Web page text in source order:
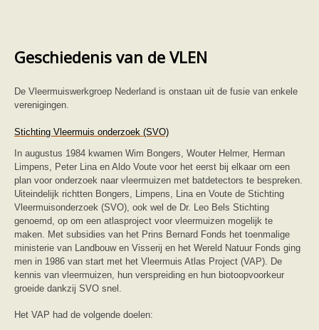
Weetjes
Boeken en tijdschriften
geluiden van vleermuizen
Nieuwsberichten
Informatiefolders
Nederland
Buitenland
Meer dan vleermuizen
Handleidingen
Vlendag presentaties
Vlennieuwsbrief
Overige publicaties
zoonose info (rabies, corona, etc)
rapporten
Handleiding
Overig
Forum
Geschiedenis van de VLEN
De Vleermuiswerkgroep Nederland is onstaan uit de fusie van enkele
verenigingen.
Stichting Vleermuis onderzoek (SVO)
In augustus 1984 kwamen Wim Bongers, Wouter Helmer, Herman
Limpens, Peter Lina en Aldo Voute voor het eerst bij elkaar om een
plan voor onderzoek naar vleermuizen met batdetectors te bespreken.
Uiteindelijk richtten Bongers, Limpens, Lina en Voute de Stichting
Vleermuisonderzoek (SVO), ook wel de Dr. Leo Bels Stichting
genoemd, op om een atlasproject voor vleermuizen mogelijk te
maken. Met subsidies van het Prins Bernard Fonds het toenmalige
ministerie van Landbouw en Visserij en het Wereld Natuur Fonds ging
men in 1986 van start met het Vleermuis Atlas Project (VAP). De
kennis van vleermuizen, hun verspreiding en hun biotoopvoorkeur
groeide dankzij SVO snel.
Het VAP had de volgende doelen: